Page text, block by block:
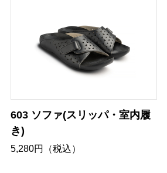
603 ソファ(スリッパ・室内履
き)
5,280円（税込）